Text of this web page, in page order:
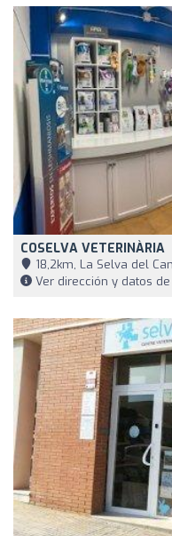
COSELVA VETERINÀRIA
18,2km, La Selva del
Ver dirección y datos